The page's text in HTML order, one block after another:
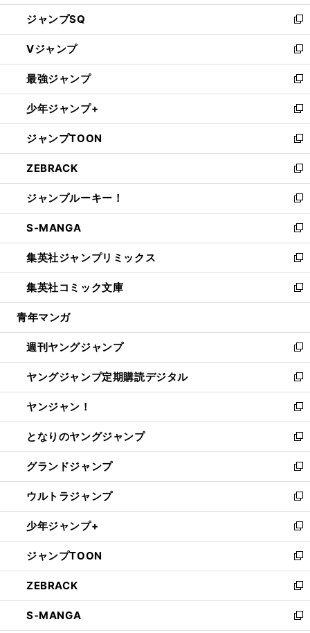
し
い
ウ
ィ
ン
ド
ウ
で
開
く
ジャンプSQ
新
し
い
ウ
ィ
ン
ド
ウ
で
開
く
Vジャンプ
新
し
い
ウ
ィ
ン
ド
ウ
で
開
く
最強ジャンプ
新
し
い
ウ
ィ
ン
ド
ウ
で
開
く
少年ジャンプ+
新
し
い
ウ
ィ
ン
ド
ウ
で
開
く
ジャンプTOON
新
し
い
ウ
ィ
ン
ド
ウ
で
開
く
ZEBRACK
新
し
い
ウ
ィ
ン
ド
ウ
で
開
ジャンプルーキー！
新
し
い
ウ
ィ
ン
ド
ウ
開
く
S-MANGA
新
し
い
ウ
ィ
ン
ウ
で
開
く
集英社ジャンプリミックス
新
し
い
ウ
ン
ド
ウ
で
開
く
集英社コミック文庫
新
し
ウ
ィ
ン
ド
ウ
で
開
く
青年マンガ
週刊ヤングジャンプ
新
し
い
ウ
ィ
ン
ド
ウ
で
開
く
ヤングジャンプ定期購読デジタル
新
し
い
ウ
ィ
ン
ド
ウ
で
開
く
ヤンジャン！
新
し
い
ウ
ィ
ン
ド
ウ
で
開
く
となりのヤングジャンプ
新
し
い
ウ
ィ
ン
ド
ウ
で
開
く
グランドジャンプ
新
し
い
ウ
ィ
ン
ド
ウ
で
開
く
ウルトラジャンプ
新
し
い
ウ
ィ
ン
ド
ウ
で
開
少年ジャンプ+
新
し
い
ウ
ィ
ン
ド
ジャンプTOON
新
し
い
ウ
ィ
ZEBRACK
新
し
い
S-MANGA
新